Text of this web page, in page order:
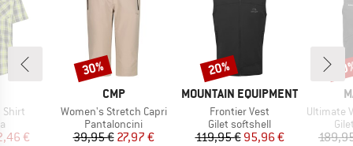
Shirt
di prodotti
ridotto
€
MARCHIO
CMP
Articolo
Women's Stretch Capri
Gruppo di prodotti
Pantaloncini
Prezzo
39,95 €Prezzo ridotto
27,97 €
Sconto
30%
MARCHIO
MOUNTAIN EQUIPMENT
Articolo
Frontier Vest
Gruppo di prodotti
Gilet softshell
Prezzo
119,95 €Prezzo ridotto
95,96 €
Sconto
20%
Articolo
Ultimate